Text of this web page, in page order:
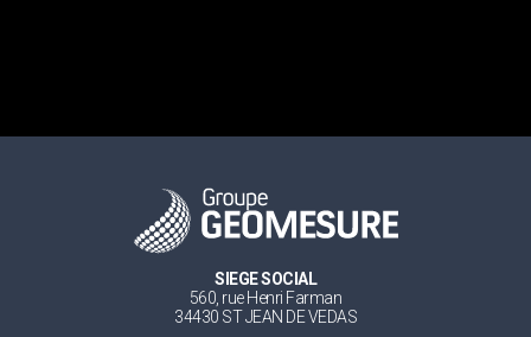
SIEGE SOCIAL
560, rue Henri Farman
34430 ST JEAN DE VEDAS